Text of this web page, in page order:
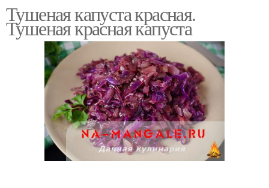
Суп из красной Щи из красной
Тушеная капуста красная.
Тушеная красная капуста